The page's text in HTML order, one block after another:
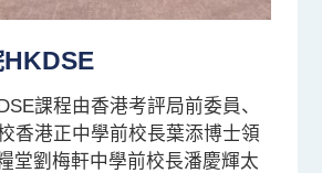
課程由香港考評局前委員、
香港正中學前校長葉添博士領
堂劉梅軒中學前校長潘慶輝太